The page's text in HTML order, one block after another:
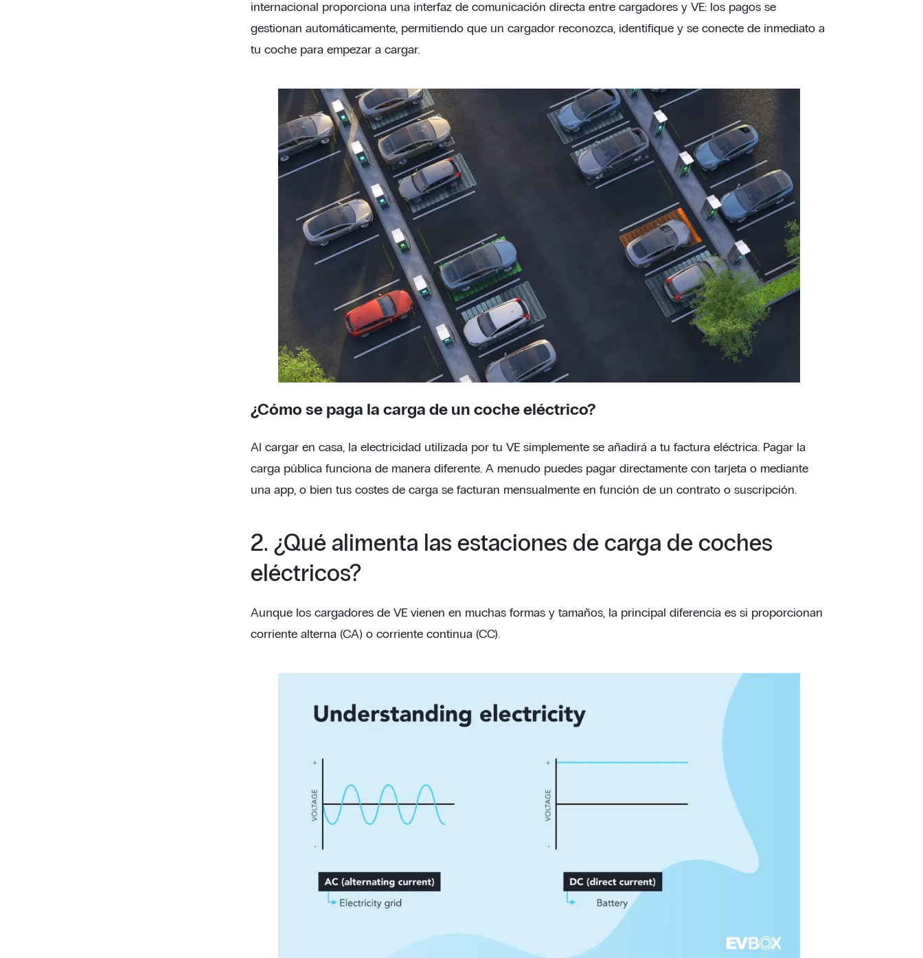
internacional proporciona una interfaz de comunicación directa entre cargadores y VE: los pagos se
gestionan automáticamente, permitiendo que un cargador reconozca, identifique y se conecte de inmediato a
tu coche para empezar a cargar.
¿Cómo se paga la carga de un coche eléctrico?
Al cargar en casa, la electricidad utilizada por tu VE simplemente se añadirá a tu factura eléctrica. Pagar la
carga pública funciona de manera diferente. A menudo puedes pagar directamente con tarjeta o mediante
una app, o bien tus costes de carga se facturan mensualmente en función de un contrato o suscripción.
2. ¿Qué alimenta las estaciones de carga de coches
eléctricos?
Aunque los cargadores de VE vienen en muchas formas y tamaños, la principal diferencia es si proporcionan
corriente alterna (CA) o corriente continua (CC).